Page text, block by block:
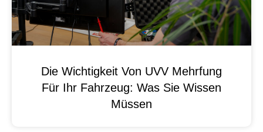
Die Wichtigkeit Von UVV Mehrfung
Für Ihr Fahrzeug: Was Sie Wissen
Müssen